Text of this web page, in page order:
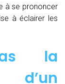
à se prononcer
à éclairer les
la